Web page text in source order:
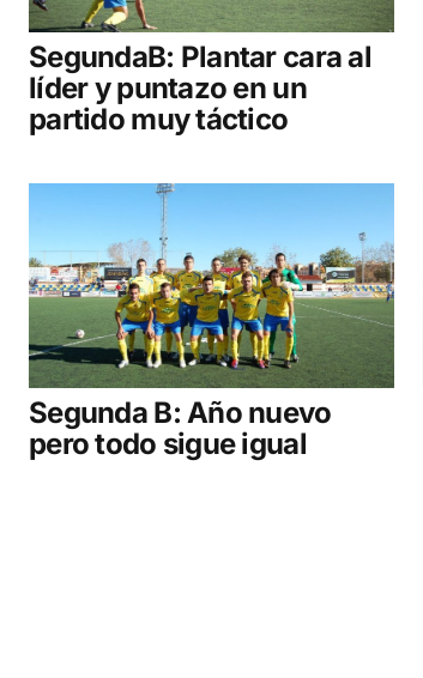
SegundaB: Plantar cara al
líder y puntazo en un
partido muy táctico
Segunda B: Año nuevo
pero todo sigue igual